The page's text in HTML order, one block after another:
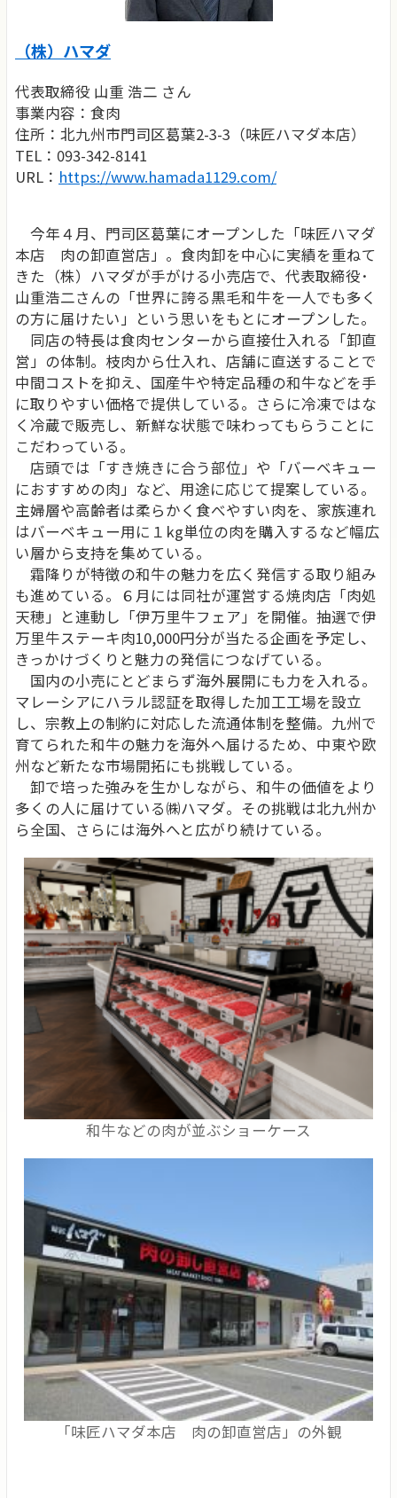
（株）ハマダ
代表取締役 山重 浩二 さん
事業内容：食肉
住所：北九州市門司区葛葉2-3-3（味匠ハマダ本店）
TEL：093-342-8141
URL： https://www.hamada1129.com/
今年４月、門司区葛葉にオープンした「味匠ハマダ
本店 肉の卸直営店」。食肉卸を中心に実績を重ねて
きた（株）ハマダが手がける小売店で、代表取締役･
山重浩二さんの「世界に誇る黒毛和牛を一人でも多く
の方に届けたい」という思いをもとにオープンした。
同店の特長は食肉センターから直接仕入れる「卸直
営」の体制。枝肉から仕入れ、店舗に直送することで
中間コストを抑え、国産牛や特定品種の和牛などを手
に取りやすい価格で提供している。さらに冷凍ではな
く冷蔵で販売し、新鮮な状態で味わってもらうことに
こだわっている。
店頭では「すき焼きに合う部位」や「バーベキュー
におすすめの肉」など、用途に応じて提案している。
主婦層や高齢者は柔らかく食べやすい肉を、家族連れ
はバーベキュー用に１kg単位の肉を購入するなど幅広
い層から支持を集めている。
霜降りが特徴の和牛の魅力を広く発信する取り組み
も進めている。６月には同社が運営する焼肉店「肉処
天穂」と連動し「伊万里牛フェア」を開催。抽選で伊
万里牛ステーキ肉10,000円分が当たる企画を予定し、
きっかけづくりと魅力の発信につなげている。
国内の小売にとどまらず海外展開にも力を入れる。
マレーシアにハラル認証を取得した加工工場を設立
し、宗教上の制約に対応した流通体制を整備。九州で
育てられた和牛の魅力を海外へ届けるため、中東や欧
州など新たな市場開拓にも挑戦している。
卸で培った強みを生かしながら、和牛の価値をより
多くの人に届けている㈱ハマダ。その挑戦は北九州か
ら全国、さらには海外へと広がり続けている。
和牛などの肉が並ぶショーケース
「味匠ハマダ本店 肉の卸直営店」の外観